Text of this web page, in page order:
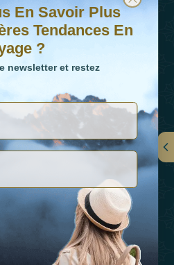
+442034682356
+971552944761
De Nous
De Vacances
En Savoir Plus
Tendances En
?
newsletter et restez